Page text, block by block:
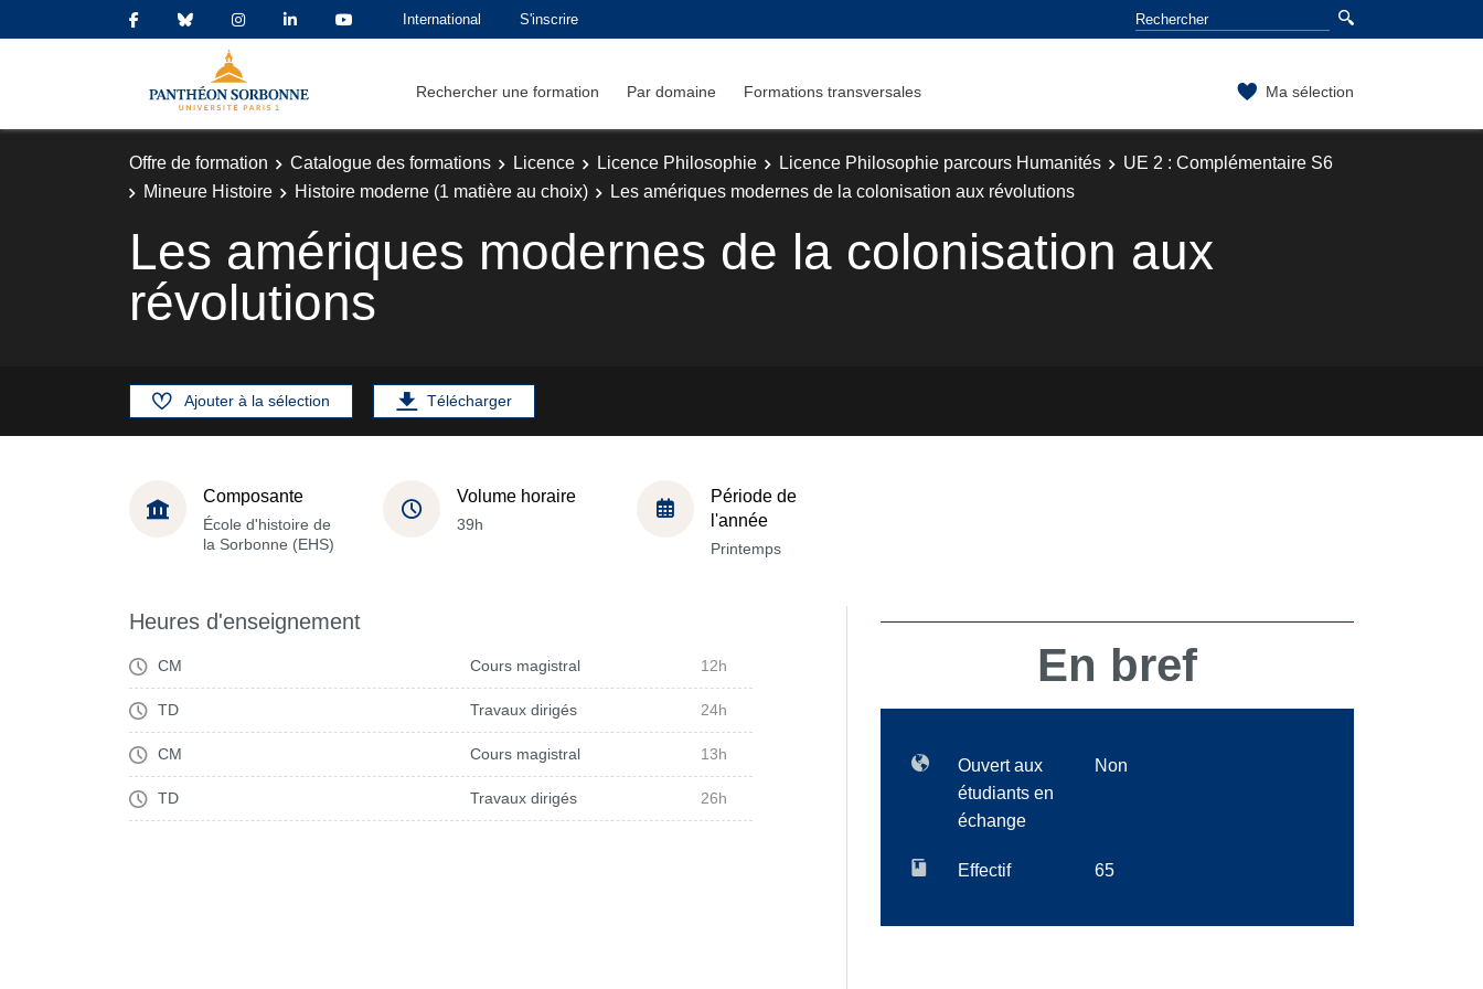
International S'inscrire
Rechercher une formation Par domaine Formations transversales Ma sélection
Offre de formation Catalogue des formations Licence Licence Philosophie Licence Philosophie parcours Humanités
UE 2 : Complémentaire S6
Mineure Histoire
Histoire moderne (1 matière au choix) Les amériques modernes de la colonisation aux révolutions
Les amériques modernes de la colonisation aux
révolutions
Ajouter à la sélection Télécharger
Composante
École d'histoire de
la Sorbonne (EHS)
Volume horaire
39h
Période de
l'année
Printemps
Heures d'enseignement
CM Cours magistral 12h
TD Travaux dirigés 24h
CM Cours magistral 13h
TD Travaux dirigés 26h
En bref
Ouvert aux
étudiants en
échange
Non
Effectif 65